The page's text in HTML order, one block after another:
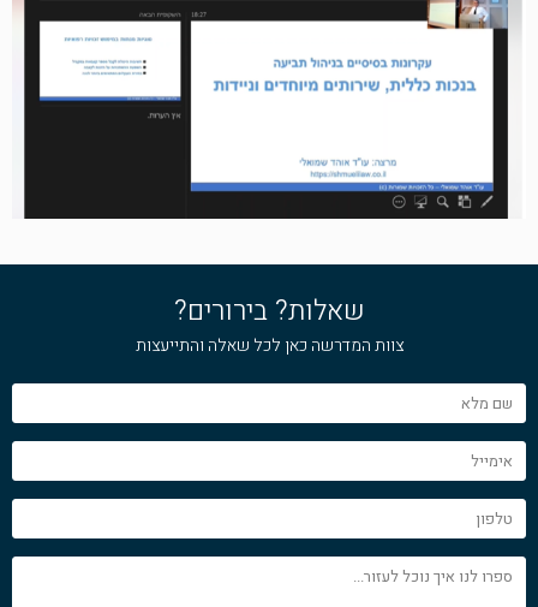
שאלות? בירורים?
צוות המדרשה כאן לכל שאלה והתייעצות
שם
מלא
אימייל
טלפון
ספרו
לנו